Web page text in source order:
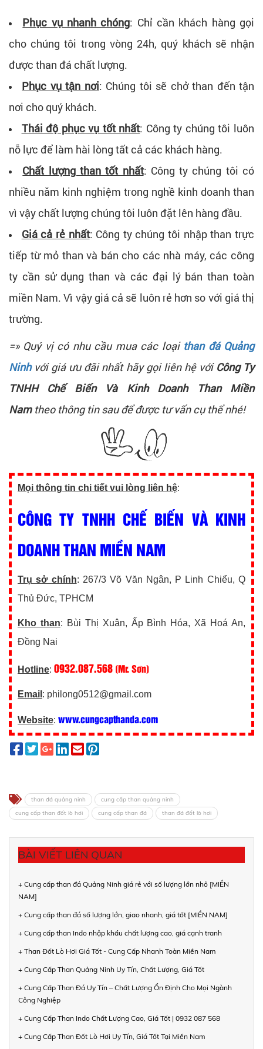
Phục vụ nhanh chóng: Chỉ cần khách hàng gọi
cho chúng tôi trong vòng 24h, quý khách sẽ nhận
được than đá chất lượng.
Phục vụ tận nơi: Chúng tôi sẽ chở than đến tận
nơi cho quý khách.
Thái độ phục vụ tốt nhất: Công ty chúng tôi luôn
nỗ lực để làm hài lòng tất cả các khách hàng.
Chất lượng than tốt nhất: Công ty chúng tôi có
nhiều năm kinh nghiệm trong nghề kinh doanh than
vì vậy chất lượng chúng tôi luôn đặt lên hàng đầu.
Giá cả rẻ nhất: Công ty chúng tôi nhập than trực
tiếp từ mỏ than và bán cho các nhà máy, các công
ty cần sử dụng than và các đại lý bán than toàn
miền Nam. Vì vậy giá cả sẽ luôn rẻ hơn so với giá thị
trường.
=» Quý vị có nhu cầu mua các loại than đá Quảng
Ninhvới giá ưu đãi nhất hãy gọi liên hệ với Công Ty
TNHH Chế Biến Và Kinh Doanh Than Miền
Namtheo thông tin sau để được tư vấn cụ thể nhé!
Mọi thông tin chi tiết vui lòng liên hệ:
CÔNG TY TNHH CHẾ BIẾN VÀ KINH
DOANH THAN MIỀN NAM
Trụ sở chính: 267/3 Võ Văn Ngân, P Linh Chiểu, Q
Thủ Đức, TPHCM
Kho than: Bùi Thị Xuân, Ấp Bình Hóa, Xã Hoá An,
Đồng Nai
Hotline: 0932.087.568 (Mr. Sơn)
Email : philong0512@gmail.com
Website: www.cungcapthanda.com
than đá quảng ninh
cung cấp than quảng ninh
cung cấp than đốt lò hơi
cung cấp than đá than đá đốt lò hơi
BÀI VIẾT LIÊN QUAN
+ Cung cấp than đá Quảng Ninh giá rẻ với số lượng lớn nhỏ [MIỀN
NAM]
+ Cung cấp than đá số lượng lớn, giao nhanh, giá tốt [MIỀN NAM]
+ Cung cấp than Indo nhập khẩu chất lượng cao, giá cạnh tranh
+ Than Đốt Lò Hơi Giá Tốt - Cung Cấp Nhanh Toàn Miền Nam
+ Cung Cấp Than Quảng Ninh Uy Tín, Chất Lượng, Giá Tốt
+ Cung Cấp Than Đá Uy Tín – Chất Lượng Ổn Định Cho Mọi Ngành
Công Nghiệp
+ Cung Cấp Than Indo Chất Lượng Cao, Giá Tốt | 0932 087 568
+ Cung Cấp Than Đốt Lò Hơi Uy Tín, Giá Tốt Tại Miền Nam